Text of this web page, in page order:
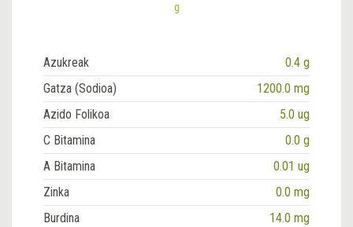
g
Azukreak
0.4 g
Gatza (Sodioa)
1200.0 mg
Azido Folikoa
5.0 ug
C Bitamina
0.0 g
A Bitamina
0.01 ug
Zinka
0.0 mg
Burdina
14.0 mg